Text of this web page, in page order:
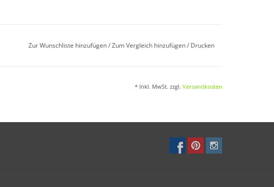
Zur Wunschliste hinzufügen/Zum Vergleich hinzufügen/ Drucken
* Inkl. MwSt. zzgl. Versandkosten